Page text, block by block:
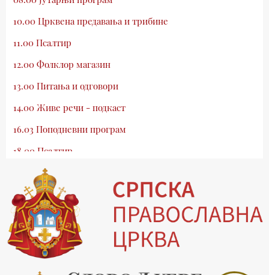
10.00 Црквена предавања и трибине
11.00 Псалтир
12.00 Фолклор магазин
13.00 Питања и одговори
14.00 Живе речи - подкаст
16.03 Поподневни програм
18.00 Псалтир
19.03 Млади у Цркви
19.30 Вечерње молитве
20.00 Вести из Цркве
20.15 Реч архијереја
20.30 Хроника Архиепископије